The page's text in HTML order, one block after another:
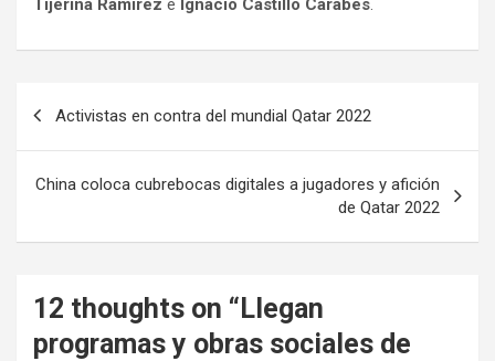
Tijerina Ramírez e Ignacio Castillo Carabes.
Activistas en contra del mundial Qatar 2022
China coloca cubrebocas digitales a jugadores y afición
de Qatar 2022
12 thoughts on “ Llegan
programas y obras sociales de